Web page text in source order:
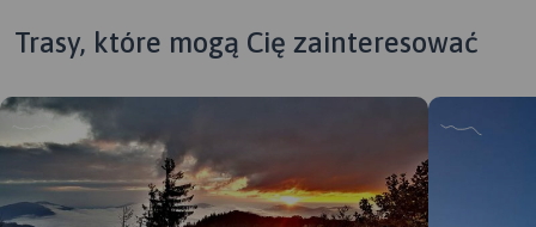
Zakopane i
Trasy, które mogą Cię zainteresować